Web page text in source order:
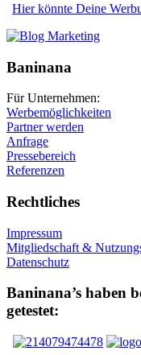
Hier könnte Deine
Baninana
Für Unternehmen:
Werbemöglichkeiten
Partner werden
Anfrage
Pressebereich
Referenzen
Rechtliches
Impressum
Mitgliedschaft &
Datenschutz
Baninana’s haben
getestet: